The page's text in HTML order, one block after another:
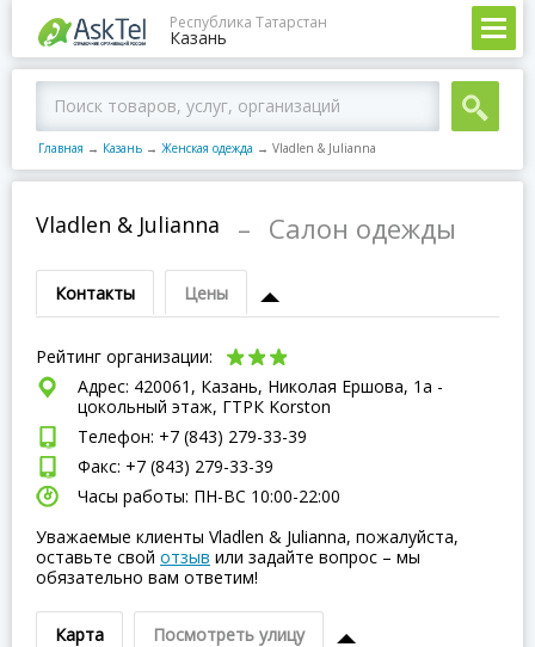
Республика Татарстан
Казань
Главная → Казань → Женская одежда → Vladlen & Julianna
Vladlen & Julianna – Салон одежды
Контакты Цены
Рейтинг организации:
Адрес: 420061, Казань, Николая Ершова, 1а -
цокольный этаж, ГТРК Korston
Телефон: +7 (843) 279-33-39
Факс: +7 (843) 279-33-39
Часы работы: ПН-ВC 10:00-22:00
Уважаемые клиенты Vladlen & Julianna, пожалуйста,
оставьте свой отзыв или задайте вопрос – мы
обязательно вам ответим!
Карта Посмотреть улицу